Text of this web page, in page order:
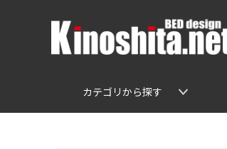
カテゴリから探す